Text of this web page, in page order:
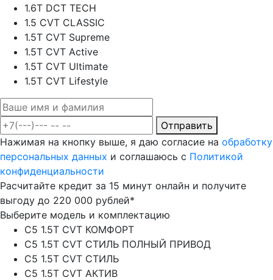
1.6T DCT TECH
1.5 CVT CLASSIC
1.5T CVT Supreme
1.5T CVT Active
1.5T CVT Ultimate
1.5T CVT Lifestyle
Отправить
Нажимая на кнопку выше, я даю согласие на обработку
персональных данных и соглашаюсь с Политикой
конфиденциальности
Расчитайте кредит за 15 минут онлайн и получите
выгоду до 220 000 рублей*
Выберите модель и комплектацию
C5 1.5T CVT КОМФОРТ
C5 1.5T CVT СТИЛЬ ПОЛНЫЙ ПРИВОД
C5 1.5T CVT СТИЛЬ
C5 1.5T CVT АКТИВ